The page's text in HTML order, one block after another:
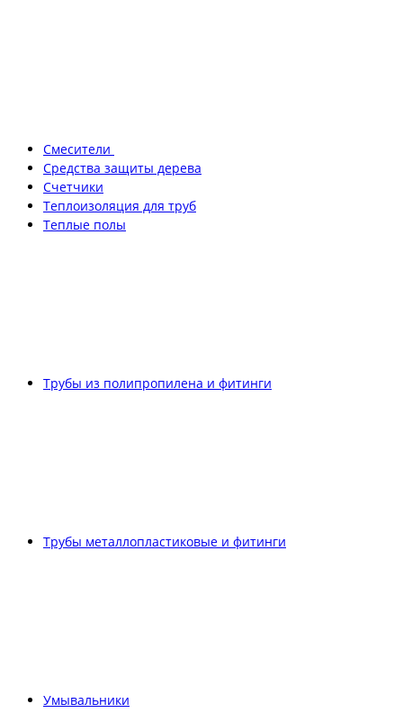
Смесители
Средства защиты дерева
Счетчики
Теплоизоляция для труб
Теплые полы
Трубы из полипропилена и фитинги
Трубы металлопластиковые и фитинги
Умывальники